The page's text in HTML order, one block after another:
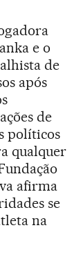
e o
de
após
de
políticos
qualquer
afirma
se
na